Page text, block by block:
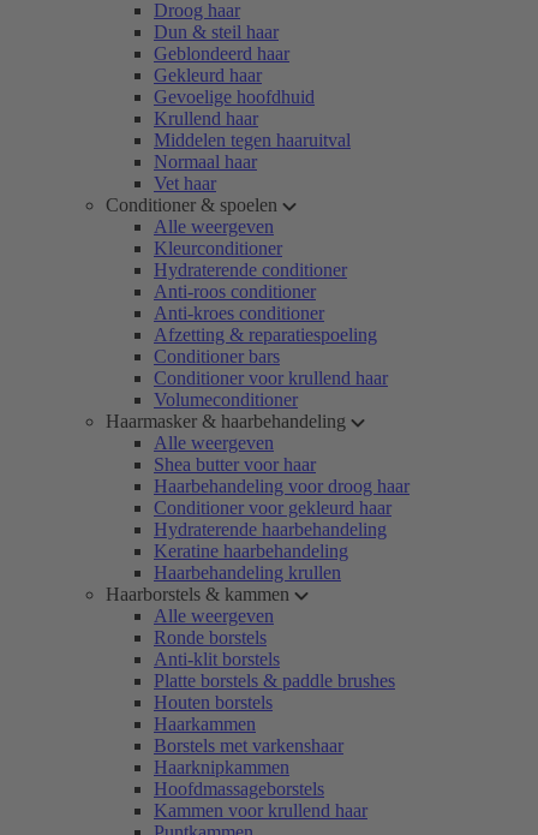
Droog haar
Dun & steil haar
Geblondeerd haar
Gekleurd haar
Gevoelige hoofdhuid
Krullend haar
Middelen tegen haaruitval
Normaal haar
Vet haar
Conditioner & spoelen
Alle weergeven
Kleurconditioner
Hydraterende conditioner
Anti-roos conditioner
Anti-kroes conditioner
Afzetting & reparatiespoeling
Conditioner bars
Conditioner voor krullend haar
Volumeconditioner
Haarmasker & haarbehandeling
Alle weergeven
Shea butter voor haar
Haarbehandeling voor droog haar
Conditioner voor gekleurd haar
Hydraterende haarbehandeling
Keratine haarbehandeling
Haarbehandeling krullen
Haarborstels & kammen
Alle weergeven
Ronde borstels
Anti-klit borstels
Platte borstels & paddle brushes
Houten borstels
Haarkammen
Borstels met varkenshaar
Haarknipkammen
Hoofdmassageborstels
Kammen voor krullend haar